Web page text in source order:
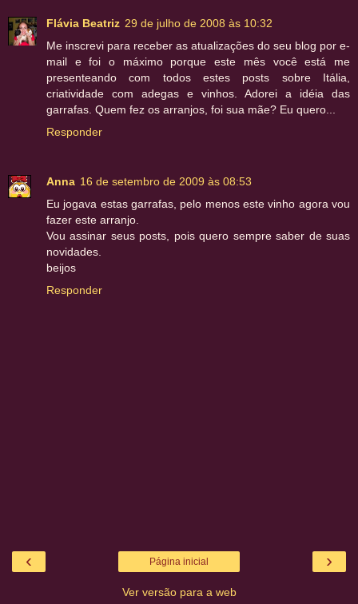
Flávia Beatriz 29 de julho de 2008 às 10:32
Me inscrevi para receber as atualizações do seu blog por e-
mail e foi o máximo porque este mês você está me
presenteando com todos estes posts sobre Itália,
criatividade com adegas e vinhos. Adorei a idéia das
garrafas. Quem fez os arranjos, foi sua mãe? Eu quero...
Responder
Anna 16 de setembro de 2009 às 08:53
Eu jogava estas garrafas, pelo menos este vinho agora vou
fazer este arranjo.
Vou assinar seus posts, pois quero sempre saber de suas
novidades.
beijos
Responder
‹ ›
Página inicial
Ver versão para a web